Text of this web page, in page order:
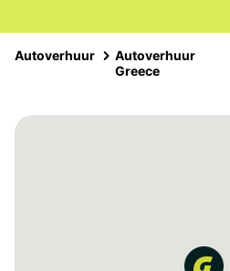
Autoverhuur
Autoverhuur
Greece